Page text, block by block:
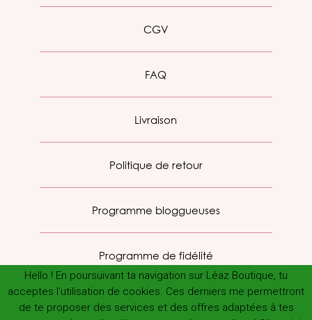
CGV
FAQ
Livraison
Politique de retour
Programme bloggueuses
Programme de fidélité
Hello ! En poursuivant ta navigation sur Léaz Boutique, tu
acceptes l’utilisation de cookies. Ces derniers me permettront
de te proposer des services et des offres adaptées à tes